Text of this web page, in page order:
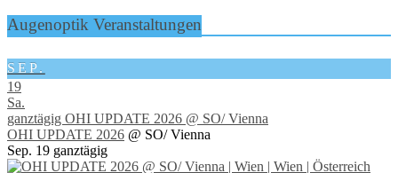
Augenoptik Veranstaltungen
SEP.
19
Sa.
ganztägig OHI UPDATE 2026 @ SO/ Vienna
OHI UPDATE 2026 @ SO/ Vienna
Sep. 19 ganztägig